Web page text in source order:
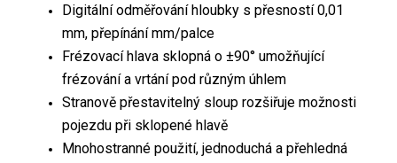
Digitální odměřování hloubky s přesností 0,01
mm, přepínání mm/palce
Frézovací hlava sklopná o ±90° umožňující
frézování a vrtání pod různým úhlem
Stranově přestavitelný sloup rozšiřuje možnosti
pojezdu při sklopené hlavě
Mnohostranné použití, jednoduchá a přehledná